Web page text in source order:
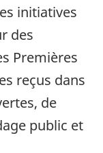
initiatives
des
Premières
reçus dans
de
public et